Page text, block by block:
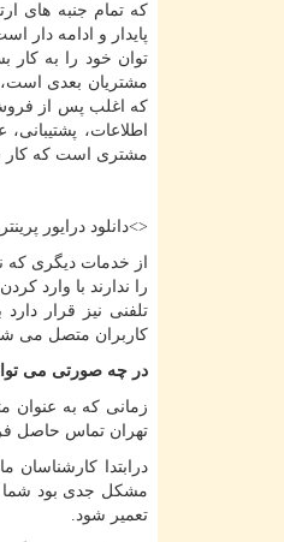
که تمام جنبه های
پایدار و ادامه دار
توان خود را به
مشتریان بعدی
که اغلب پس از
اطلاعات،
مشتری است که کار
<>دانلود درایور
از خدمات دیگری که
را ندارند با وارد
تلفنی نیز قرار
کاربران متصل می
در چه صورتی می
زمانی که به عنوان
تهران تماس حاصل
درابتدا کارشناسان
مشکل جدی بود شما
تعمیر شود.